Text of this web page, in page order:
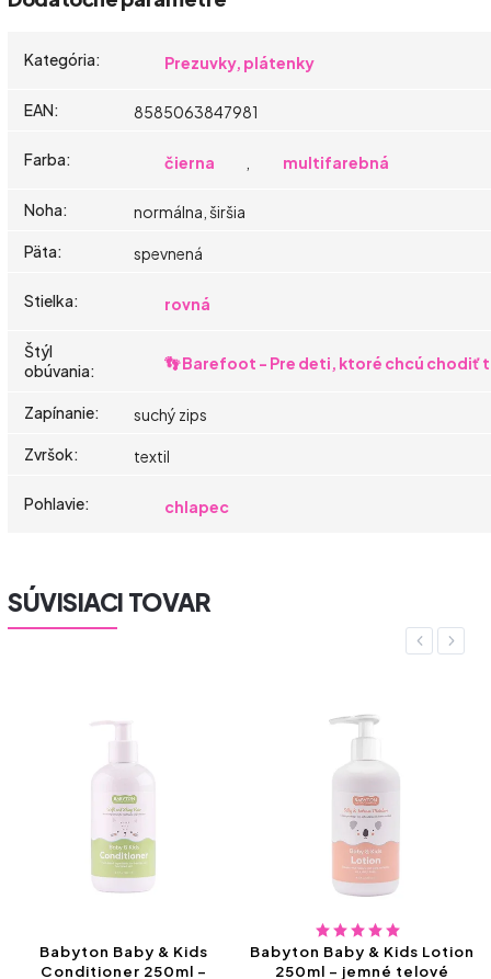
Kategória: Prezuvky, plátenky
EAN: 8585063847981
Farba: čierna multifarebná
Noha:
normálna, širšia
Päta: spevnená
Stielka: rovná
Štýl
obúvania: 👣 Barefoot - Pre deti, ktoré chcú chodiť
Zapínanie:
suchý zips
Zvršok: textil
Pohlavie: chlapec
SÚVISIACI TOVAR
Previous
Babyton Baby & Kids
Conditioner 250ml –
Babyton Baby & Kids Lotion
250ml – jemné telové
Next